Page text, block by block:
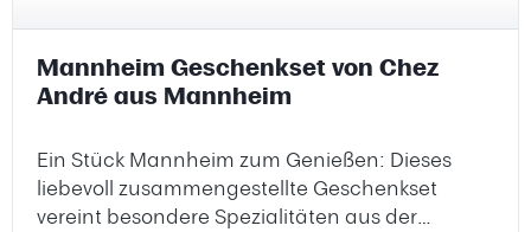
Mannheim Geschenkset von Chez
André aus Mannheim
Ein Stück Mannheim zum Genießen: Dieses
liebevoll zusammengestellte Geschenkset
vereint besondere Spezialitäten aus der